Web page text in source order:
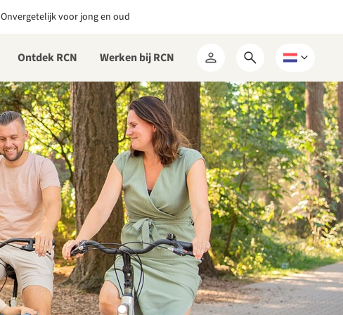
Onvergetelijk voor jong en oud
Ontdek RCN Werken bij RCN
Mijn
RCN
Open
zoekformulier
Kies
een
taal